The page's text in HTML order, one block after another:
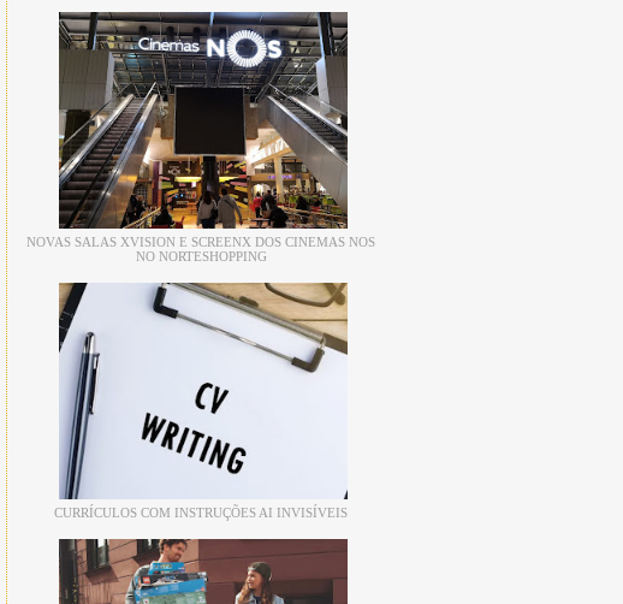
NOVAS SALAS XVISION E SCREENX DOS CINEMAS NOS
NO NORTESHOPPING
CURRÍCULOS COM INSTRUÇÕES AI INVISÍVEIS